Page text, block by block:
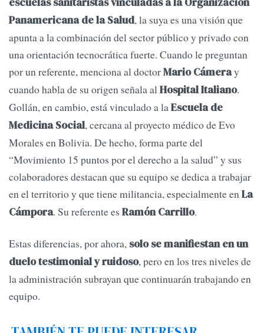
Panamericana de la Salud, la suya es una visión que
apunta a la combinación del sector público y privado con
una orientación tecnocrática fuerte. Cuando le preguntan
por un referente, menciona al doctorMario Cámeray
cuando habla de su origen señala alHospital Italiano.
Gollán, en cambio, está vinculado a laEscuela de
Medicina Social, cercana al proyecto médico de Evo
Morales en Bolivia. De hecho, forma parte del
“Movimiento 15 puntos por el derecho a la salud” y sus
colaboradores destacan que su equipo se dedica a trabajar
en el territorio y que tiene militancia, especialmente enLa
Cámpora. Su referente es Ramón Carrillo.
Estas diferencias, por ahora, solo se manifiestan en un
duelo testimonial y ruidoso, pero en los tres niveles de
la administración subrayan que continuarán trabajando en
equipo.